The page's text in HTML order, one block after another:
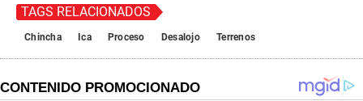
TAGS RELACIONADOS
Chincha Ica Proceso Desalojo Terrenos